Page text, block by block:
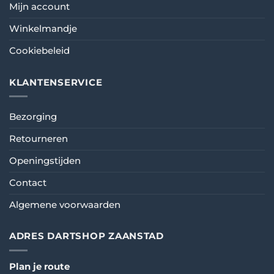
Mijn account
Winkelmandje
Cookiebeleid
KLANTENSERVICE
Bezorging
Retourneren
Openingstijden
Contact
Algemene voorwaarden
ADRES DARTSHOP ZAANSTAD
Plan je route